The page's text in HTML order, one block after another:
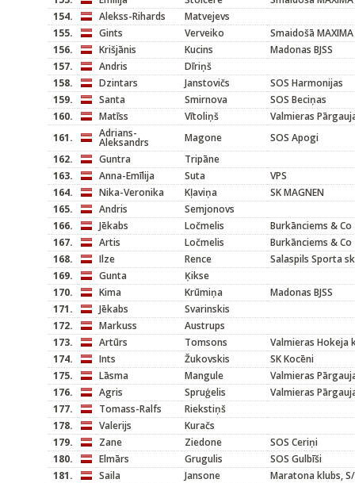
154.
Alekss-Rihards
Matvejevs
155.
Gints Verveiko
Smaidošā
156.
Krišjānis Kucins
Madonas BJSS
157.
Andris
Dīriņš
158.
Dzintars Janstovičs
SOS Harmonijas
159.
Santa Smirnova
SOS Beciņas
160.
Matīss Vītoliņš
Valmieras
161.
Adrians-
Aleksandrs Magone
SOS Apogi
162.
Guntra
Tripāne
163.
Anna-Emīlija Suta
VPS
164.
Nika-Veronika Kļaviņa
SK MAGNEN
165.
Andris
Semjonovs
166.
Jēkabs Ločmelis
Burkānciems & Co
167.
Artis Ločmelis
Burkānciems & Co
168.
Ilze Rence
Salaspils Sporta
169.
Gunta
Ķikse
170.
Kima Krūmiņa
Madonas BJSS
171.
Jēkabs
Svarinskis
172.
Markuss
Austrups
173.
Artūrs Tomsons
Valmieras Hokeja
174.
Ints Žukovskis
SK Kocēni
175.
Lāsma Mangule
Valmieras
176.
Agris Spruģelis
Valmieras
177.
Tomass-Ralfs
Riekstiņš
178.
Valerijs
Kuračs
179.
Zane Ziedone
SOS Ceriņi
180.
Elmārs Grugulis
SOS Gulbīši
181.
Saila Jansone
Maratona klubs,